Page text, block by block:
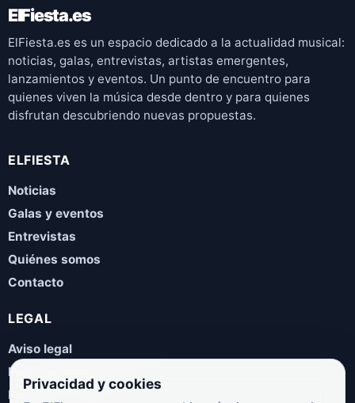
ElFiesta.es
ElFiesta.es es un espacio dedicado a la actualidad musical:
noticias, galas, entrevistas, artistas emergentes,
lanzamientos y eventos. Un punto de encuentro para
quienes viven la música desde dentro y para quienes
disfrutan descubriendo nuevas propuestas.
ELFIESTA
Noticias
Galas y eventos
Entrevistas
Quiénes somos
Contacto
LEGAL
Aviso legal
Política de privacidad
Política de cookies
Privacidad y cookies